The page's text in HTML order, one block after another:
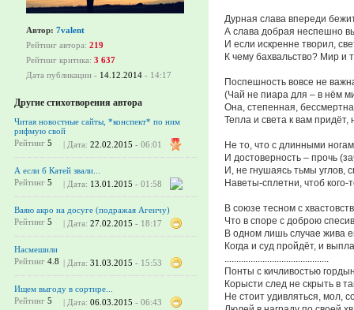
Автор: 7valent
Рейтинг автора: 219
Рейтинг критика: 3 637
Дата публикации - 14.12.2014 - 14:17
Другие стихотворения автора
Читая новостные сайты, *конспект* по ним
рифмую свой
Рейтинг 5 | Дата: 22.02.2015 - 06:01
А если б Катей звали...
Рейтинг 5 | Дата: 13.01.2015 - 01:58
Ваяю акро на досуге (подражая Агеичу)
Рейтинг 5 | Дата: 27.02.2015 - 18:17
Насмешили
Рейтинг 4.8 | Дата: 31.03.2015 - 15:53
Ищем выгоду в сортире...
Рейтинг 5 | Дата: 06.03.2015 - 06:43
Дурная слава впереди
А слава добрая неспешно
И если искренне творил,
К чему бахвальство? Мир и
Поспешность вовсе не
(Чай не пиара для – в нём
Она, степенная,
Тепла и света к вам придёт,
Не то, что с длинными
И достоверность – прочь
И, не гнушаясь тьмы углов,
Наветы-сплетни, чтоб кого-
В союзе тесном с
Что в споре с доброю
В одном лишь случае жива
Когда и суд пройдёт, и
Понты с кичливостью
Корысти след не скрыть в
Не стоит удивляться, мол,